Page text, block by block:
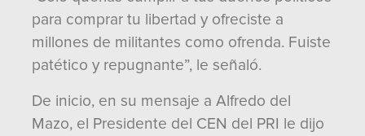
para comprar tu libertad y ofreciste a
millones de militantes como ofrenda. Fuiste
patético y repugnante”, le señaló.
De inicio, en su mensaje a Alfredo del
Mazo, el Presidente del CEN del PRI le dijo